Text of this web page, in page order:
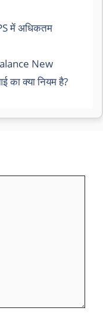
में अधिकतम
New
का क्या नियम है?